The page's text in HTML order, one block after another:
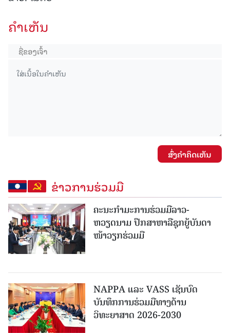
ຄໍາເຫັນ
ສົ່ງຄໍາຄິດເຫັນ
ຂ່າວການຮ່ວມມື
ຄະນະກໍາມະການຮ່ວມມືລາວ-
ຫວຽດນາມ ປຶກສາຫາລືຊຸກຍູ້ບັນດາ
ໜ້າວຽກຮ່ວມມື
NAPPA ແລະ VASS ເຊັນບົດ
ບັນທຶກການຮ່ວມມືທາງດ້ານ
ວິທະຍາສາດ 2026-2030